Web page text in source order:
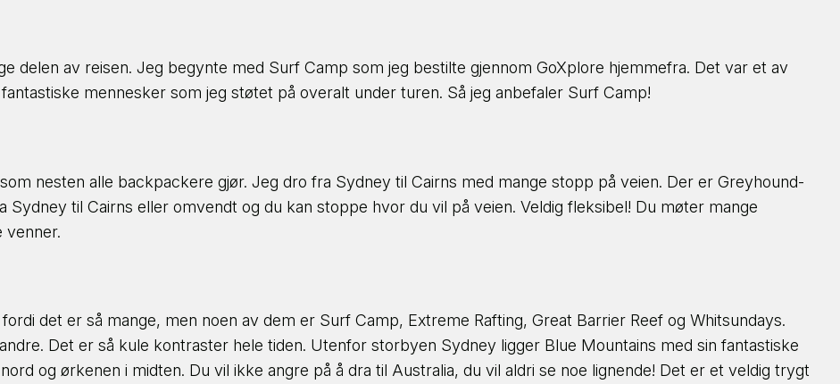
delen av reisen. Jeg begynte med Surf Camp som jeg bestilte gjennom GoXplore hjemmefra. Det var et av
mennesker som jeg støtet på overalt under turen. Så jeg anbefaler Surf Camp!
nesten alle backpackere gjør. Jeg dro fra Sydney til Cairns med mange stopp på veien. Der er Greyhound-
til Cairns eller omvendt og du kan stoppe hvor du vil på veien. Veldig fleksibel! Du møter mange
venner.
det er så mange, men noen av dem er Surf Camp, Extreme Rafting, Great Barrier Reef og Whitsundays.
Det er så kule kontraster hele tiden. Utenfor storbyen Sydney ligger Blue Mountains med sin fantastiske
og ørkenen i midten. Du vil ikke angre på å dra til Australia, du vil aldri se noe lignende! Det er et veldig trygt